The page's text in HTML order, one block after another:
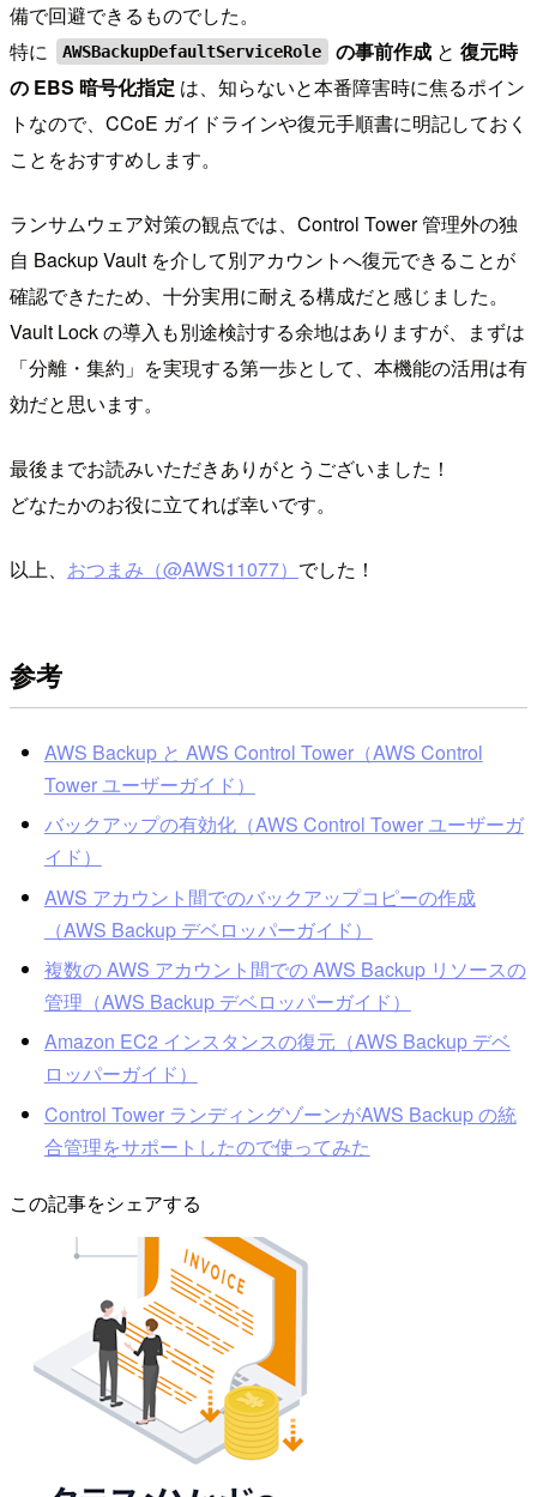
備で回避できるものでした。
特に
AWSBackupDefaultServiceRole の事前作成 と復元時
の EBS 暗号化指定 は、知らないと本番障害時に焦るポイン
トなので、CCoE ガイドラインや復元手順書に明記しておく
ことをおすすめします。
ランサムウェア対策の観点では、Control Tower 管理外の独
自 Backup Vault を介して別アカウントへ復元できることが
確認できたため、十分実用に耐える構成だと感じました。
Vault Lock の導入も別途検討する余地はありますが、まずは
「分離・集約」を実現する第一歩として、本機能の活用は有
効だと思います。
最後までお読みいただきありがとうございました！
どなたかのお役に立てれば幸いです。
以上、 おつまみ（@AWS11077） でした！
参考
AWS Backup と AWS Control Tower（AWS Control
Tower ユーザーガイド）
バックアップの有効化（AWS Control Tower ユーザーガ
イド）
AWS アカウント間でのバックアップコピーの作成
（AWS Backup デベロッパーガイド）
複数の AWS アカウント間での AWS Backup リソースの
管理（AWS Backup デベロッパーガイド）
Amazon EC2 インスタンスの復元（AWS Backup デベ
ロッパーガイド）
Control Tower ランディングゾーンがAWS Backup の統
合管理をサポートしたので使ってみた
この記事をシェアする